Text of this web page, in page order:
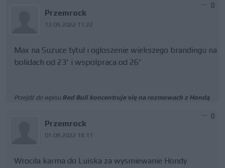
Przemrock
13.09.2022 11:22
0
Max na Suzuce tytul i ogloszenie wiekszego brandingu na
bolidach od 23' i wspolpraca od 26'
Przejdź do wpisu Red Bull koncentruje się na rozmowach z Hondą
Przemrock
01.09.2022 18:11
0
Wrocila karma do Luiska za wysmiewanie Hondy